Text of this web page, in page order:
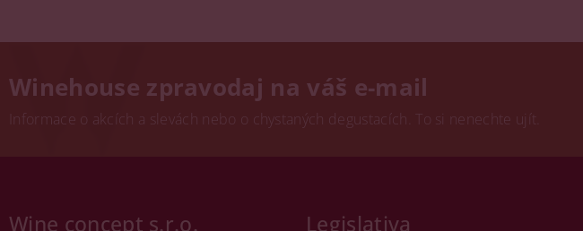
Winehouse zpravodaj na váš e-mail
Informace o akcích a slevách nebo o chystaných degustacích. To si nenechte ujít.
Wine concept s.r.o. Legislativa